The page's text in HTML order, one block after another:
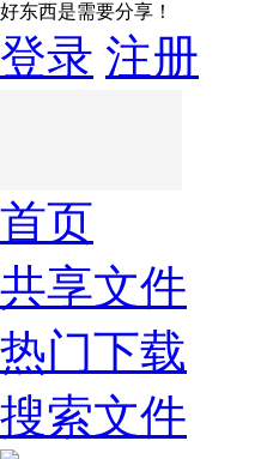
好东西是需要分享！
登录 注册
首页
共享文件
热门下载
搜索文件